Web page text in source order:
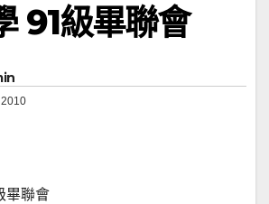
91級畢聯會
畢聯會